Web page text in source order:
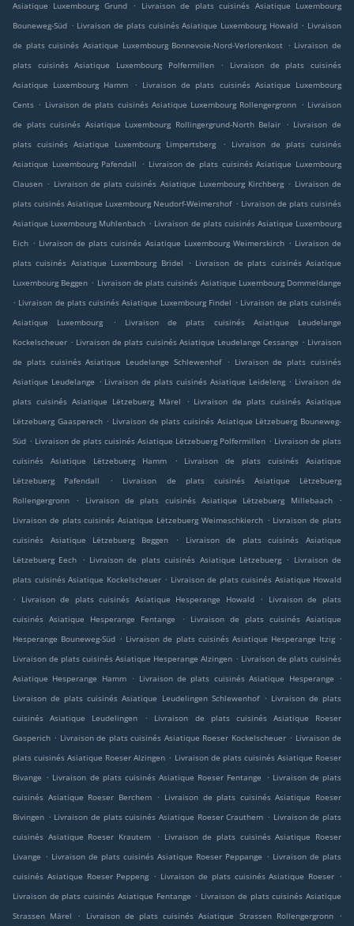
Asiatique Luxembourg Grund .
Livraison de plats cuisinés Asiatique Luxembourg
Bouneweg-Süd . Livraison de plats cuisinés Asiatique Luxembourg Howald . Livraison
de plats cuisinés Asiatique Luxembourg Bonnevoie-Nord-Verlorenkost . Livraison de
plats cuisinés Asiatique Luxembourg Polfermillen
.
Livraison de plats cuisinés
Asiatique Luxembourg Hamm
. Livraison de plats cuisinés Asiatique Luxembourg
Cents . Livraison de plats cuisinés Asiatique Luxembourg Rollengergronn . Livraison
de plats cuisinés Asiatique Luxembourg Rollingergrund-North Belair
. Livraison de
plats cuisinés Asiatique Luxembourg Limpertsberg
.
Livraison de plats cuisinés
Asiatique Luxembourg Pafendall
. Livraison de plats cuisinés Asiatique Luxembourg
Clausen . Livraison de plats cuisinés Asiatique Luxembourg Kirchberg . Livraison de
plats cuisinés Asiatique Luxembourg Neudorf-Weimershof . Livraison de plats cuisinés
Asiatique Luxembourg Muhlenbach . Livraison de plats cuisinés Asiatique Luxembourg
Eich . Livraison de plats cuisinés Asiatique Luxembourg Weimerskirch . Livraison de
plats cuisinés Asiatique Luxembourg Bridel
. Livraison de plats cuisinés Asiatique
Luxembourg Beggen . Livraison de plats cuisinés Asiatique Luxembourg Dommeldange
. Livraison de plats cuisinés Asiatique Luxembourg Findel . Livraison de plats cuisinés
Asiatique Luxembourg
.
Livraison de plats cuisinés Asiatique Leudelange
Kockelscheuer . Livraison de plats cuisinés Asiatique Leudelange Cessange . Livraison
de plats cuisinés Asiatique Leudelange Schlewenhof
. Livraison de plats cuisinés
Asiatique Leudelange . Livraison de plats cuisinés Asiatique Leideleng . Livraison de
plats cuisinés Asiatique Lëtzebuerg Märel
. Livraison de plats cuisinés Asiatique
Lëtzebuerg Gaasperech . Livraison de plats cuisinés Asiatique Lëtzebuerg Bouneweg-
Süd . Livraison de plats cuisinés Asiatique Lëtzebuerg Polfermillen . Livraison de plats
cuisinés Asiatique Lëtzebuerg Hamm
.
Livraison de plats cuisinés Asiatique
Lëtzebuerg Pafendall
.
Livraison de plats cuisinés Asiatique Lëtzebuerg
Rollengergronn
. Livraison de plats cuisinés Asiatique Lëtzebuerg Millebaach
.
Livraison de plats cuisinés Asiatique Lëtzebuerg Weimeschkierch . Livraison de plats
cuisinés Asiatique Lëtzebuerg Beggen
.
Livraison de plats cuisinés Asiatique
Lëtzebuerg Eech
. Livraison de plats cuisinés Asiatique Lëtzebuerg . Livraison de
plats cuisinés Asiatique Kockelscheuer . Livraison de plats cuisinés Asiatique Howald
.
Livraison de plats cuisinés Asiatique Hesperange Howald .
Livraison de plats
cuisinés Asiatique Hesperange Fentange
.
Livraison de plats cuisinés Asiatique
Hesperange Bouneweg-Süd . Livraison de plats cuisinés Asiatique Hesperange Itzig .
Livraison de plats cuisinés Asiatique Hesperange Alzingen . Livraison de plats cuisinés
Asiatique Hesperange Hamm . Livraison de plats cuisinés Asiatique Hesperange
.
Livraison de plats cuisinés Asiatique Leudelingen Schlewenhof . Livraison de plats
cuisinés Asiatique Leudelingen
.
Livraison de plats cuisinés Asiatique Roeser
Gasperich . Livraison de plats cuisinés Asiatique Roeser Kockelscheuer . Livraison de
plats cuisinés Asiatique Roeser Alzingen . Livraison de plats cuisinés Asiatique Roeser
Bivange . Livraison de plats cuisinés Asiatique Roeser Fentange . Livraison de plats
cuisinés Asiatique Roeser Berchem . Livraison de plats cuisinés Asiatique Roeser
Bivingen . Livraison de plats cuisinés Asiatique Roeser Crauthem . Livraison de plats
cuisinés Asiatique Roeser Krautem
. Livraison de plats cuisinés Asiatique Roeser
Livange . Livraison de plats cuisinés Asiatique Roeser Peppange . Livraison de plats
cuisinés Asiatique Roeser Peppeng . Livraison de plats cuisinés Asiatique Roeser .
Livraison de plats cuisinés Asiatique Fentange . Livraison de plats cuisinés Asiatique
Strassen Märel
. Livraison de plats cuisinés Asiatique Strassen Rollengergronn
.